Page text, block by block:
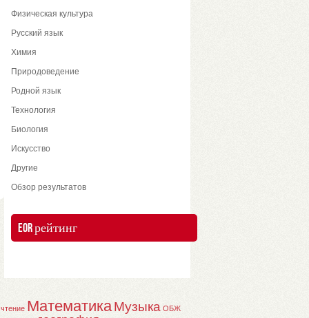
Физическая культура
Русский язык
Химия
Природоведение
Родной язык
Технология
Биология
Искусство
Другие
Обзор результатов
EOR рейтинг
МатематикаМузыка ОБЖ